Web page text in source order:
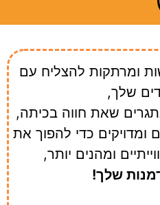
ומרתקות להצליח עם
שלך,
שאת חווה בכיתה,
ומדויקים כדי להפוך את
ומהנים יותר,
שלך!